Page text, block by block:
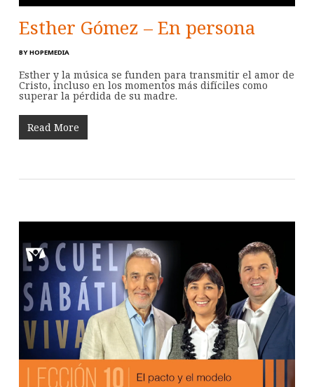
Esther Gómez – En persona
BY HOPEMEDIA
Esther y la música se funden para transmitir el amor de
Cristo, incluso en los momentos más difíciles como
superar la pérdida de su madre.
Read More